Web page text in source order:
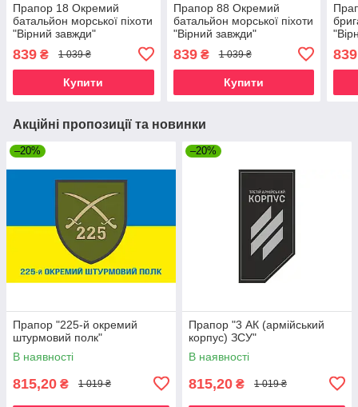
Прапор 18 Окремий
батальйон морської піхоти
"Вірний завжди"
839 ₴ 1 039 ₴
Купити
Прапор 88 Окремий
батальйон морської піхоти
"Вірний завжди"
839₴ 1 039 ₴
Купити
839
Акційні пропозиції та новинки
–20%
Прапор "225-й окремий
штурмовий полк"
В наявності
815,20 ₴ 1 019 ₴
–20%
Прапор "3 АК (армійський
корпус) ЗСУ"
В наявності
815,20 ₴ 1 019 ₴